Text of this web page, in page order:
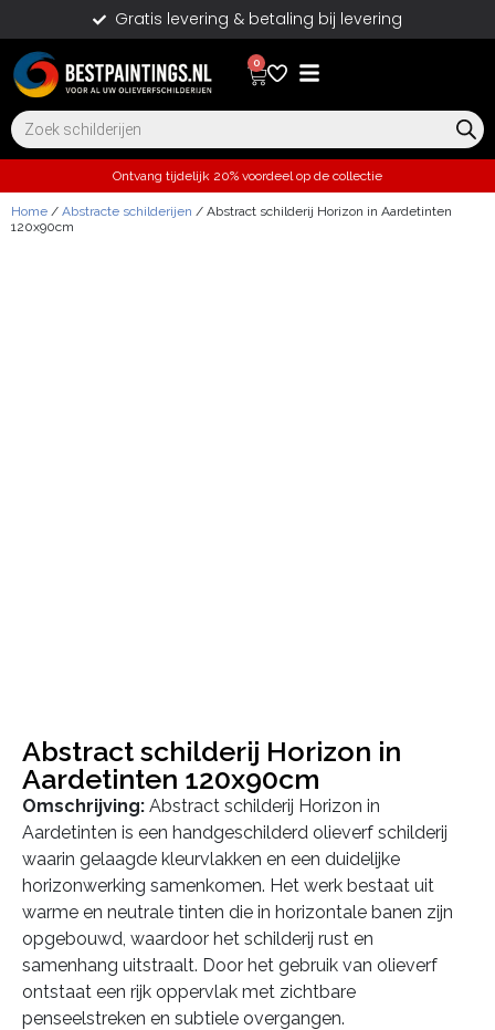
Gratis levering & betaling bij levering
0
Ontvang tijdelijk 20% voordeel op de collectie
Home / Abstracte schilderijen / Abstract schilderij Horizon in Aardetinten
120x90cm
Abstract schilderij Horizon in
Aardetinten 120x90cm
Omschrijving: Abstract schilderij Horizon in
Aardetinten is een handgeschilderd olieverf schilderij
waarin gelaagde kleurvlakken en een duidelijke
horizonwerking samenkomen. Het werk bestaat uit
warme en neutrale tinten die in horizontale banen zijn
opgebouwd, waardoor het schilderij rust en
samenhang uitstraalt. Door het gebruik van olieverf
ontstaat een rijk oppervlak met zichtbare
penseelstreken en subtiele overgangen.